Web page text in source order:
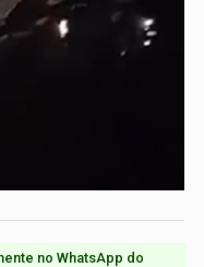
no WhatsApp do